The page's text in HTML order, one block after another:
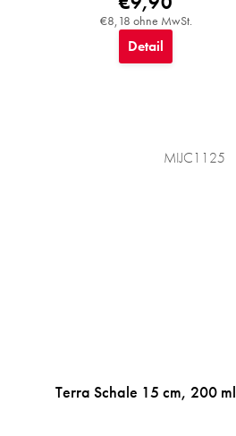
€8,18 ohne MwSt.
Detail
Terra Schale 15 cm, 200 ml
MIJC1125